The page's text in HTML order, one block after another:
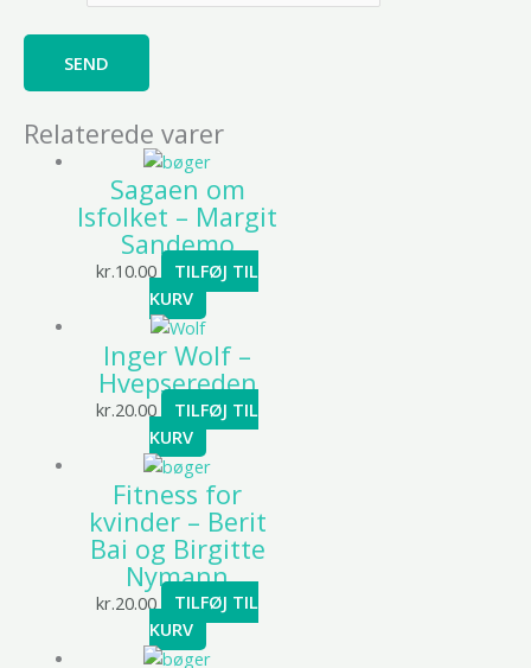
Relaterede varer
Sagaen om
Isfolket – Margit
Sandemo
kr.10.00
TILFØJ TIL
KURV
Inger Wolf –
Hvepsereden
kr.20.00
TILFØJ TIL
KURV
Fitness for
kvinder – Berit
Bai og Birgitte
Nymann
kr.20.00
TILFØJ TIL
KURV